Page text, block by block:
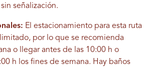
señalización.
El estacionamiento para esta ruta
por lo que se recomienda
o llegar antes de las 10:00 h o
h los fines de semana. Hay baños